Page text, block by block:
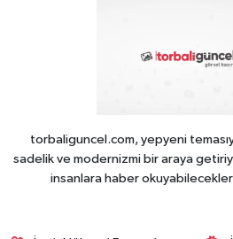
torbaliguncel.com, yepyeni
sadelik ve modernizmi bir araya
insanlara haber